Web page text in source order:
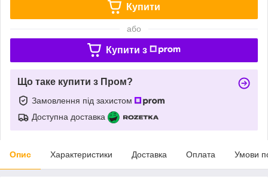
Купити
або
Купити з
Що таке купити з Пром?
Замовлення під захистом
Доступна доставка
Опис Характеристики Доставка Оплата Умови